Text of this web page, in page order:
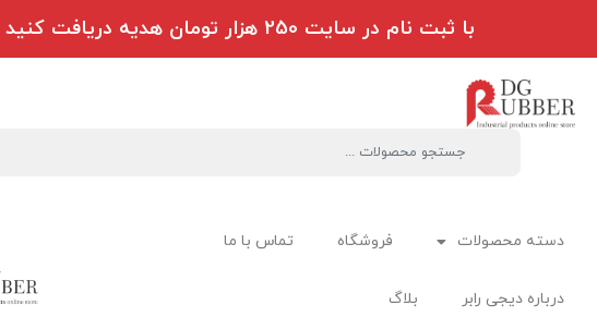
با ثبت نام در سایت 250 هزار تومان هدیه دریافت کنید
دسته محصولات فروشگاه تماس با ما
درباره دیجی رابر بلاگ